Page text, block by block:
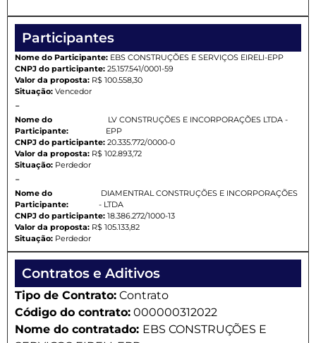
Participantes
Nome do Participante: EBS CONSTRUÇÕES E SERVIÇOS EIRELI-EPP
CNPJ do participante: 25.157.541/0001-59
Valor da proposta: R$ 100.558,30
Situação: Vencedor
-
Nome do
Participante:
LV CONSTRUÇÕES E INCORPORAÇÕES LTDA -
EPP
CNPJ do participante: 20.335.772/0000-0
Valor da proposta: R$ 102.893,72
Situação: Perdedor
-
Nome do
Participante:
DIAMENTRAL CONSTRUÇÕES E INCORPORAÇÕES
- LTDA
CNPJ do participante: 18.386.272/1000-13
Valor da proposta: R$ 105.133,82
Situação: Perdedor
Contratos e Aditivos
Tipo de Contrato: Contrato
Código do contrato: 000000312022
Nome do contratado: EBS CONSTRUÇÕES E